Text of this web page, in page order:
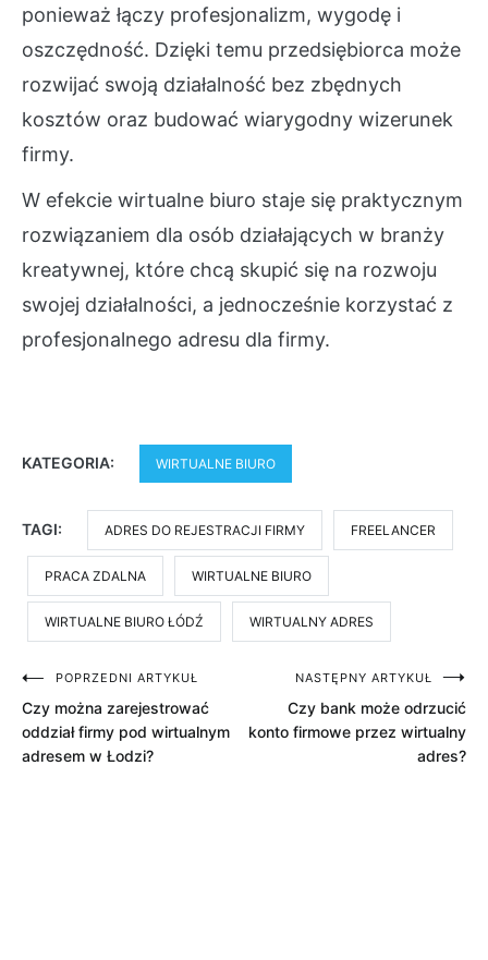
ponieważ łączy profesjonalizm, wygodę i
oszczędność. Dzięki temu przedsiębiorca może
rozwijać swoją działalność bez zbędnych
kosztów oraz budować wiarygodny wizerunek
firmy.
W efekcie wirtualne biuro staje się praktycznym
rozwiązaniem dla osób działających w branży
kreatywnej, które chcą skupić się na rozwoju
swojej działalności, a jednocześnie korzystać z
profesjonalnego adresu dla firmy.
KATEGORIA: WIRTUALNE BIURO
TAGI: ADRES DO REJESTRACJI FIRMY FREELANCER
PRACA ZDALNA WIRTUALNE BIURO
WIRTUALNE BIURO ŁÓDŹ WIRTUALNY ADRES
Nawigacja
wpisu
POPRZEDNI ARTYKUŁ
Czy można zarejestrować
oddział firmy pod wirtualnym
adresem w Łodzi?
NASTĘPNY ARTYKUŁ
Czy bank może odrzucić
konto firmowe przez wirtualny
adres?